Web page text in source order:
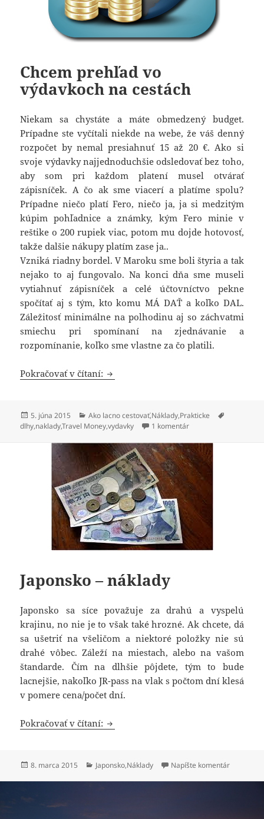
Chcem prehľad vo
výdavkoch na cestách
Niekam sa chystáte a máte obmedzený budget.
Prípadne ste vyčítali niekde na webe, že váš denný
rozpočet by nemal presiahnuť 15 až 20 €. Ako si
svoje výdavky najjednoduchšie odsledovať bez toho,
aby som pri každom platení musel otvárať
zápisníček. A čo ak sme viacerí a platíme spolu?
Prípadne niečo platí Fero, niečo ja, ja si medzitým
kúpim pohľadnice a známky, kým Fero minie v
reštike o 200 rupiek viac, potom mu dojde hotovosť,
takže dalšie nákupy platím zase ja..
Vzniká riadny bordel. V Maroku sme boli štyria a tak
nejako to aj fungovalo. Na konci dňa sme museli
vytiahnuť zápisníček a celé účtovníctvo pekne
spočítať aj s tým, kto komu MÁ DAŤ a koľko DAL.
Záležitosť minimálne na polhodinu aj so záchvatmi
smiechu pri spomínaní na zjednávanie a
rozpomínanie, koľko sme vlastne za čo platili.
Pokračovať v čítaní: Chcem prehľad vo výdavkoch na
Publikované
5. júna 2015 Kategórie
Ako lacno cestovať,Náklady,Prakticke
dlhy,naklady,Travel Money,vydavky 1 komentárna Chcem prehľad vo
Japonsko – náklady
Japonsko sa síce považuje za drahú a vyspelú
krajinu, no nie je to však také hrozné. Ak chcete, dá
sa ušetriť na všeličom a niektoré položky nie sú
drahé vôbec. Záleží na miestach, alebo na vašom
štandarde. Čím na dlhšie pôjdete, tým to bude
lacnejšie, nakoľko JR-pass na vlak s počtom dní klesá
v pomere cena/počet dní.
Pokračovať v čítaní: Japonsko – náklady
Publikované
8. marca 2015 Kategórie
Japonsko,Náklady Napíšte komentárk